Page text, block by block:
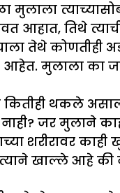
मुलाला
आहात, तिथे
तेथे कोणतीही
मुलाला का
थकले
नाही? जर मुलाने
शरीरावर
खाल्ले आहे की